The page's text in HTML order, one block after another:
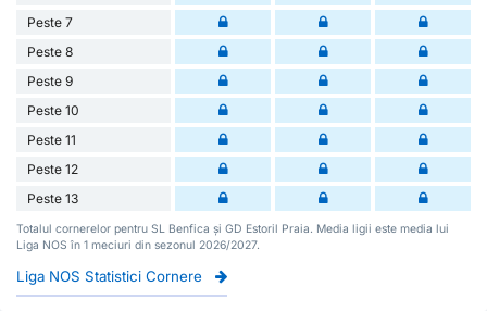
Peste 7
Peste 8
Peste 9
Peste 10
Peste 11
Peste 12
Peste 13
Totalul cornerelor pentru SL Benfica și GD Estoril Praia. Media ligii este media lui
Liga NOS în 1 meciuri din sezonul 2026/2027.
Liga NOS Statistici Cornere